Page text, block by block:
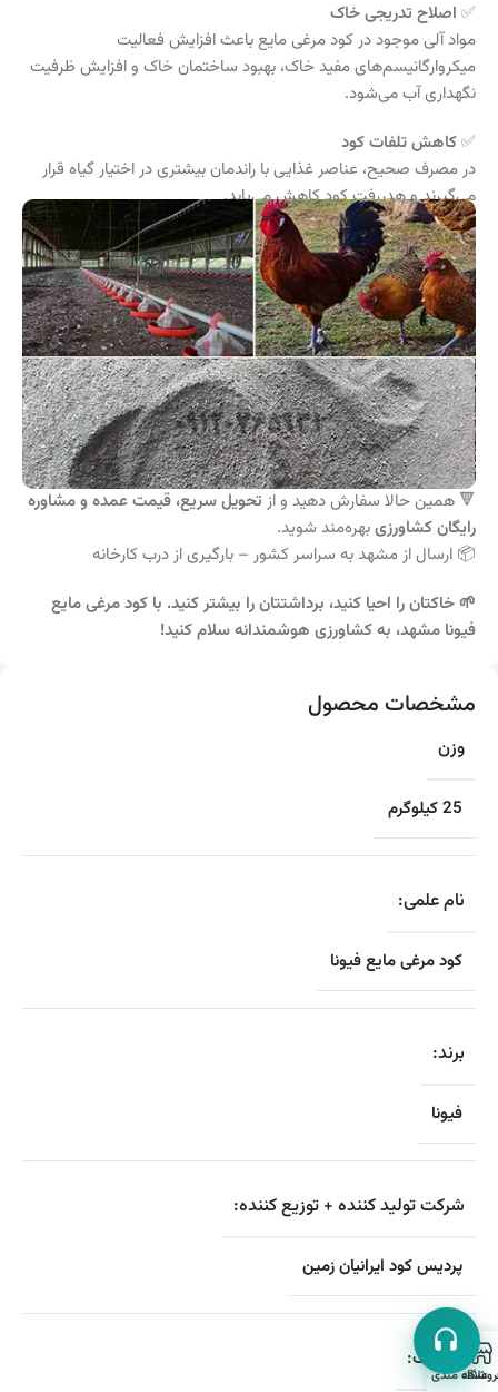
✅ اصلاح تدریجی خاک
مواد آلی موجود در کود مرغی مایع باعث افزایش فعالیت
میکروارگانیسم‌های مفید خاک، بهبود ساختمان خاک و افزایش ظرفیت
نگهداری آب می‌شود.
✅کاهش تلفات کود
در مصرف صحیح، عناصر غذایی با راندمان بیشتری در اختیار گیاه قرار
می‌گیرند و هدررفت کود کاهش می‌یابد.
🔻 همین حالا سفارش دهید و از تحویل سریع، قیمت عمده و مشاوره
رایگان کشاورزیبهره‌مند شوید.
📦 ارسال از مشهد به سراسر کشور – بارگیری از درب کارخانه
🌱 خاکتان را احیا کنید، برداشتتان را بیشتر کنید. با کود مرغی مایع
فیونا مشهد، به کشاورزی هوشمندانه سلام کنید!
مشخصات محصول
وزن
25 کیلوگرم
نام علمی:
کود مرغی مایع فیونا
برند:
فیونا
شرکت تولید کننده + توزیع کننده:
پردیس کود ایرانیان زمین
ترکیبات:
علاقه مندی ها